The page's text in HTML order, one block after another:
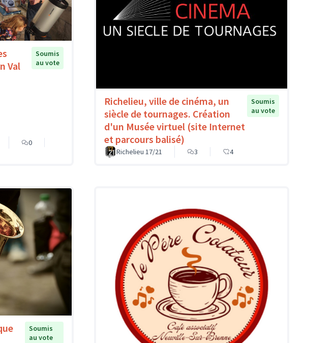
Val
Soumis
au vote
0
Richelieu, ville de cinéma, un
siècle de tournages. Création
d'un Musée virtuel (site Internet
et parcours balisé)
Soumis
au vote
Richelieu 17/21 3 4
Soumis
au vote